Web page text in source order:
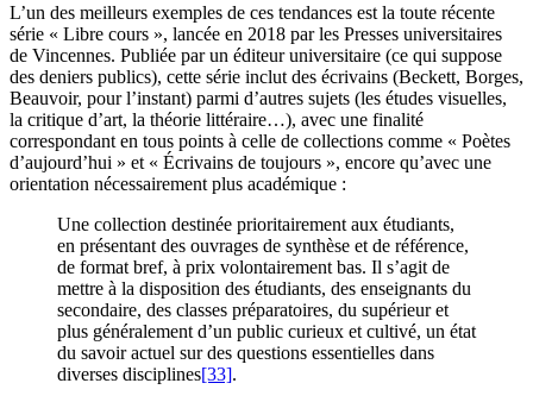
L’un des meilleurs exemples de ces tendances est la toute récente
série « Libre cours », lancée en 2018 par les Presses universitaires
de Vincennes. Publiée par un éditeur universitaire (ce qui suppose
des deniers publics), cette série inclut des écrivains (Beckett, Borges,
Beauvoir, pour l’instant) parmi d’autres sujets (les études visuelles,
la critique d’art, la théorie littéraire…), avec une finalité
correspondant en tous points à celle de collections comme « Poètes
d’aujourd’hui » et « Écrivains de toujours », encore qu’avec une
orientation nécessairement plus académique :
Une collection destinée prioritairement aux étudiants,
en présentant des ouvrages de synthèse et de référence,
de format bref, à prix volontairement bas. Il s’agit de
mettre à la disposition des étudiants, des enseignants du
secondaire, des classes préparatoires, du supérieur et
plus généralement d’un public curieux et cultivé, un état
du savoir actuel sur des questions essentielles dans
diverses disciplines[33].